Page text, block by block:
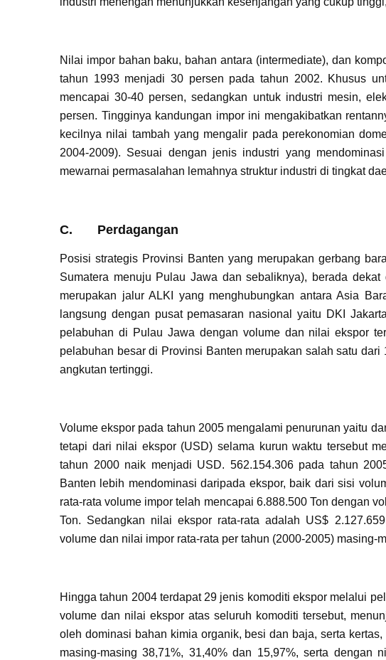
Nilai impor bahan baku, bahan antara (intermediate), dan
tahun 1993 menjadi 30 persen pada tahun 2002. Khusus
mencapai 30-40 persen, sedangkan untuk industri mesin,
persen. Tingginya kandungan impor ini mengakibatkan
kecilnya nilai tambah yang mengalir pada perekonomian
2004-2009). Sesuai dengan jenis industri yang
mewarnai permasalahan lemahnya struktur industri di tingkat
C. Perdagangan
Posisi strategis Provinsi Banten yang merupakan gerbang
Sumatera menuju Pulau Jawa dan sebaliknya), berada
merupakan jalur ALKI yang menghubungkan antara Asia
langsung dengan pusat pemasaran nasional yaitu DKI
pelabuhan di Pulau Jawa dengan volume dan nilai ekspor
pelabuhan besar di Provinsi Banten merupakan salah satu
angkutan tertinggi.
Volume ekspor pada tahun 2005 mengalami penurunan yaitu
tetapi dari nilai ekspor (USD) selama kurun waktu tersebut
tahun 2000 naik menjadi USD. 562.154.306 pada tahun
Banten lebih mendominasi daripada ekspor, baik dari sisi
rata-rata volume impor telah mencapai 6.888.500 Ton dengan
Ton. Sedangkan nilai ekspor rata-rata adalah US$
volume dan nilai impor rata-rata per tahun (2000-2005) masing-
Hingga tahun 2004 terdapat 29 jenis komoditi ekspor melalui
volume dan nilai ekspor atas seluruh komoditi tersebut,
oleh dominasi bahan kimia organik, besi dan baja, serta
masing-masing 38,71%, 31,40% dan 15,97%, serta dengan